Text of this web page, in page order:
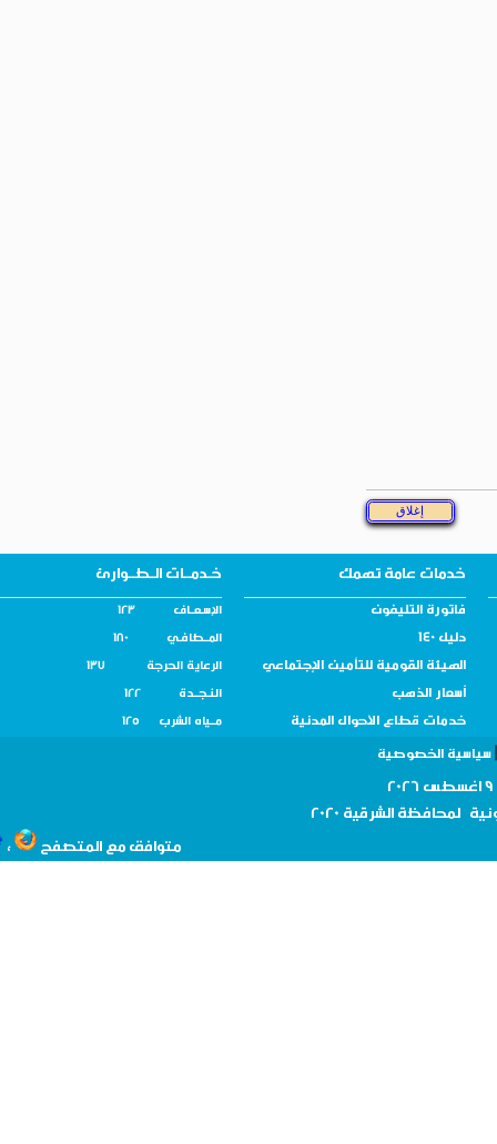
خدمات عامة تهمك خـدمــات الـطــوارئ
فاتورة التليفون الإسـعــاف 123
دليل 140 المــطافـي 180
الهيئة القومية للتأمين الإجتماعي الرعاية الحرجة 137
أسعار الذهب النـجــدة 122
خدمات قطاع الأحوال المدنية مــياه الشرب 125
الخصوصية
لمحافظةالشرقية 2020
متوافق مع المتصفح ،